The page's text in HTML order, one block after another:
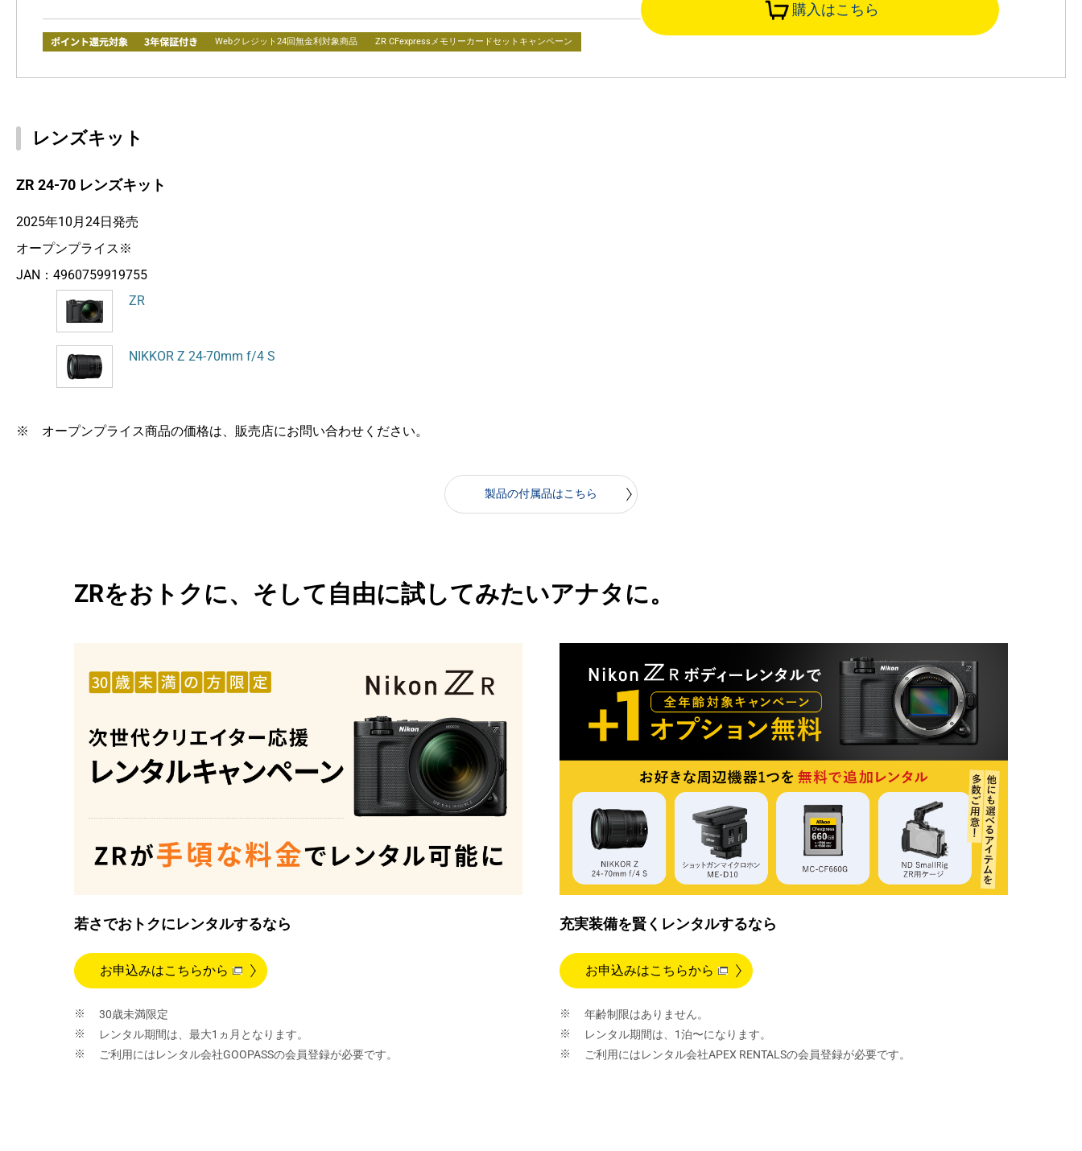
Webクレジット24回無金利対象商品 ZR CFexpressメモリーカードセットキャンペーン
購入はこちら
レンズキット
ZR 24-70 レンズキット
2025年10月24日発売
オープンプライス※
JAN： 4960759919755
ZR
NIKKOR Z 24-70mm f/4 S
※ オープンプライス商品の価格は、販売店にお問い合わせください。
製品の付属品はこちら
ZRをおトクに、そして自由に試してみたいアナタに。
若さでおトクにレンタルするなら
お申込みはこちらから
30歳未満限定
レンタル期間は、最大1ヵ月となります。
ご利用にはレンタル会社GOOPASSの会員登録が必要です。
充実装備を賢くレンタルするなら
お申込みはこちらから
年齢制限はありません。
レンタル期間は、1泊〜になります。
ご利用にはレンタル会社APEX RENTALSの会員登録が必要です。